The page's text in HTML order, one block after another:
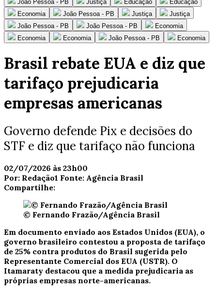
João Pessoa - PB Justiça Educação
Educação
Economia
João Pessoa - PB Justiça
Justiça
João Pessoa - PB
João Pessoa - PB
Economia
Economia
Economia João Pessoa - PB Economia
Brasil rebate EUA e diz que
tarifaço prejudicaria
empresas americanas
Governo defende Pix e decisões do
STF e diz que tarifaço não funciona
02/07/2026 às 23h00
Por: Redação1 Fonte: Agência Brasil
Compartilhe:
© Fernando Frazão/Agência Brasil
Em documento enviado aos Estados Unidos (EUA), o
governo brasileiro contestou a proposta de tarifaço
de 25% contra produtos do Brasil sugerida pelo
Representante Comercial dos EUA (USTR). O
Itamaraty destacou que a medida prejudicaria as
próprias empresas norte-americanas.